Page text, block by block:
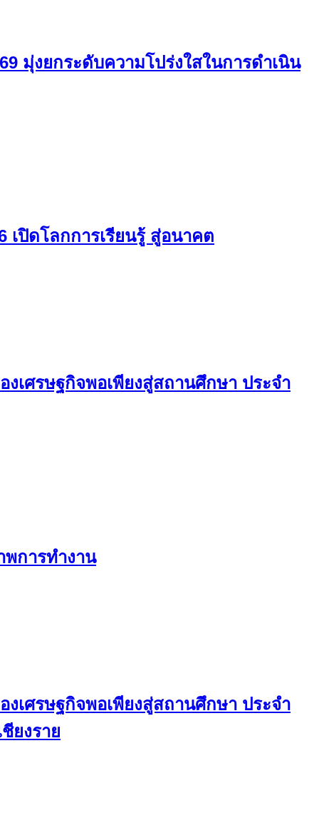
มุ่งยกระดับความโปร่งใสในการดำเนิน
ปิดโลกการเรียนรู้ สู่อนาคต
ศรษฐกิจพอเพียงสู่สถานศึกษา ประจำ
การทำงาน